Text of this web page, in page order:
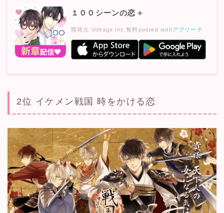
１００シーンの恋＋
開発元:Voltage inc.無料posted withアプリーチ
2位 イケメン戦国 時をかける恋